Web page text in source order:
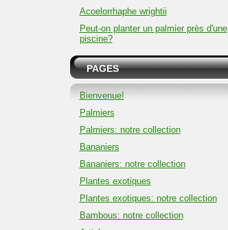
Acoelorrhaphe wrightii
Peut-on planter un palmier près d'une
piscine?
PAGES
Bienvenue!
Palmiers
Palmiers: notre collection
Bananiers
Bananiers: notre collection
Plantes exotiques
Plantes exotiques: notre collection
Bambous: notre collection